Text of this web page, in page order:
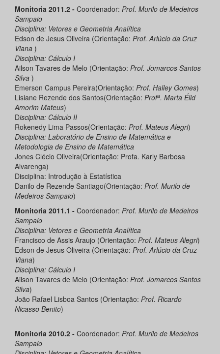
Monitoria 2011.2 - Coordenador: Prof. Murilo de Medeiros
Sampaio
Disciplina: Vetores e Geometria Analítica
Edson de Jesus Oliveira (Orientação: Prof.Arlúcio da Cruz
Viana )
Disciplina: Cálculo I
Ailson Tavares de Melo (Orientação: Prof. Jomarcos Santos
Silva )
Emerson Campus Pereira(Orientação: Prof. Halley Gomes)
Lisiane Rezende dos Santos(Orientação: Profa. Marta Élid
Amorim Mateus)
Disciplina: Cálculo II
Rokenedy Lima Passos(Orientação: Prof. Mateus Alegri)
Disciplina: Laboratório de Ensino de Matemática e
Metodologia de Ensino de Matemática
Jones Clécio Oliveira(Orientação: Profa. Karly Barbosa
Alvarenga)
Disciplina: Introdução à Estatística
Danilo de Rezende Santiago(Orientação: Prof. Murilo de
Medeiros Sampaio)
Monitoria 2011.1 - Coordenador: Prof. Murilo de Medeiros
Sampaio
Disciplina: Vetores e Geometria Analítica
Francisco de Assis Araujo (Orientação: Prof. Mateus Alegri)
Edson de Jesus Oliveira (Orientação: Prof.Arlúcio da Cruz
Viana)
Disciplina: Cálculo I
Ailson Tavares de Melo (Orientação: Prof. Jomarcos Santos
Silva)
João Rafael Lisboa Santos (Orientação: Prof. Ricardo
Nicasso Benito)
Monitoria 2010.2 - Coordenador: Prof. Murilo de Medeiros
Sampaio